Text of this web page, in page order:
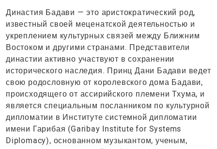
Династия Бадави — это аристократический род,
известный своей меценатской деятельностью и
укреплением культурных связей между Ближним
Востоком и другими странами. Представители
династии активно участвуют в сохранении
исторического наследия. Принц Дани Бадави ведет
свою родословную от королевского дома Бадави,
происходящего от ассирийского племени Тхума, и
является специальным посланником по культурной
дипломатии в Институте системной дипломатии
имени Гарибая (Garibay Institute for Systems
Diplomacy), основанном музыкантом, ученым,